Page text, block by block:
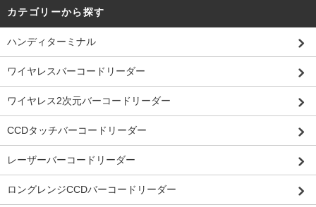
カテゴリーから探す
ハンディターミナル
ワイヤレスバーコードリーダー
ワイヤレス2次元バーコードリーダー
CCDタッチバーコードリーダー
レーザーバーコードリーダー
ロングレンジCCDバーコードリーダー